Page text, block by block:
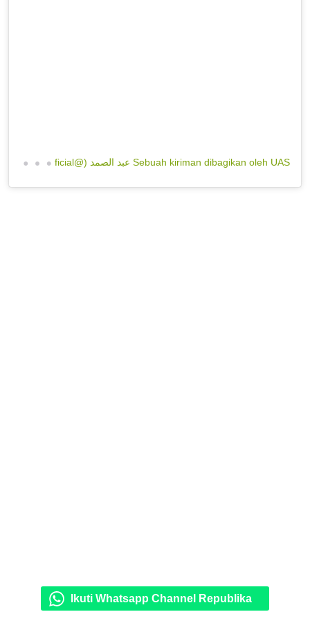
S
ebuah kiriman dibagikan oleh UAS عبد الصمد (@ustadzabdulsomad_official)
Ikuti Whatsapp Channel Republika